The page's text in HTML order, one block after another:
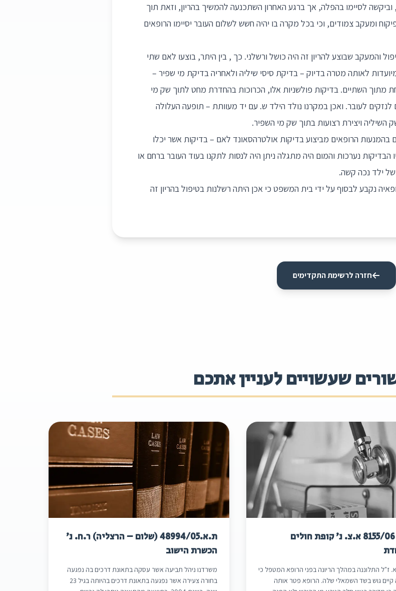
הגב' פ. נכנסה להריון בלתי מתוכנן, בגיל 40, וביקשה לסיימו בהפלה, אך ברגע האחרון השתכנעה להמשיך בהריון, וזאת תוך
ומעקב צמודים, וכי בכל מקרה בו יהיה חשש לשלום העובר יסיימו הרופאים
והמעקב שבוצע להריון זה היה כושל ורשלני. כך , בין היתר, בוצעו לאם שתי
לאותה מטרה בדיוק – בדיקת סיסי שיליה ולאחריה בדיקת מי שפיר –
מתוך השתיים. בדיקות פולשניות אלו, הכרוכות בהחדרת מחט לתוך שק מי
לעובר. ואכן במקרנו נולד הילד ש. עם יד מעוותת – תופעה העלולה
ויצירת רצועות בתוך שק מי השפיר.
בהמנעות הרופאים מביצוע בדיקות אולטרהסאונד לאם – בדיקות אשר יכלו
הבדיקות נערכות והמום היה מתגלה ניתן היה לנסות לתקנו בעוד העובר ברחם או
של ילד נכה קשה.
נקבע לבסוף על ידי בית המשפט כי אכן היתה רשלנות בטיפול בהריון זה
חזרה לרשימת התקדימים
שעשויים לעניין אתכם
ת.א. 8155/06 א.צ. נ' קופת חולים
ז"ל התלוננה במהלך הריונה בפני הרופא המטפל כי
גוש בשד השמאלי שלה. הרופא פטר אותה
ת.א.48994/05 (שלום – הרצליה) ר.ח. נ'
הכשרת הישוב
משרדנו ניהל תביעה אשר עסקה בתאונת דרכים בה נפגעה
בחורה צעירה אשר נפגעה בתאונת דרכים בהיותה בגיל 23